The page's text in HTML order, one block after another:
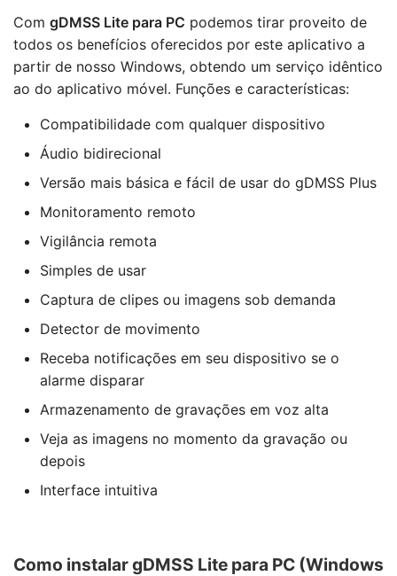
Com gDMSS Lite para PC podemos tirar proveito de
todos os benefícios oferecidos por este aplicativo a
partir de nosso Windows, obtendo um serviço idêntico
ao do aplicativo móvel. Funções e características:
Compatibilidade com qualquer dispositivo
Áudio bidirecional
Versão mais básica e fácil de usar do gDMSS Plus
Monitoramento remoto
Vigilância remota
Simples de usar
Captura de clipes ou imagens sob demanda
Detector de movimento
Receba notificações em seu dispositivo se o
alarme disparar
Armazenamento de gravações em voz alta
Veja as imagens no momento da gravação ou
depois
Interface intuitiva
Como instalar gDMSS Lite para PC (Windows